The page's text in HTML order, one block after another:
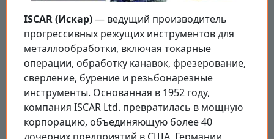
ISCAR (Искар)— ведущий производитель
прогрессивных режущих инструментов для
металлообработки, включая токарные
операции, обработку канавок, фрезерование,
сверление, бурение и резьбонарезные
инструменты. Основанная в 1952 году,
компания ISCAR Ltd. превратилась в мощную
корпорацию, объединяющую более 40